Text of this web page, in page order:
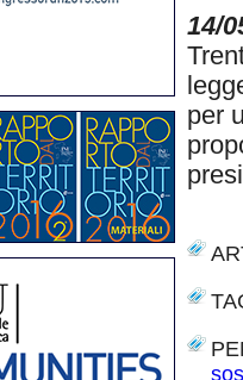
14/
per